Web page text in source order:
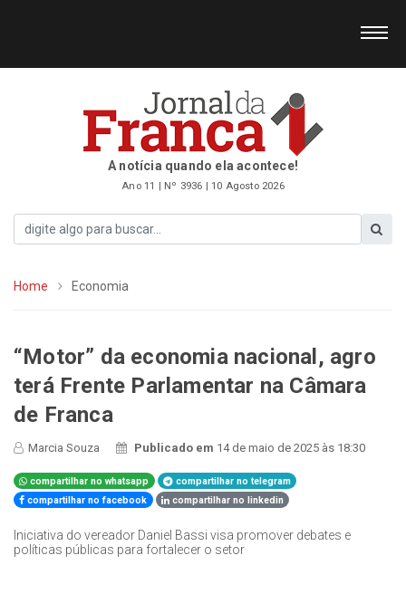
A notícia quando ela acontece!
Ano 11 | Nº 3936 | 10 Agosto 2026
Home Economia
“Motor” da economia nacional, agro
terá Frente Parlamentar na Câmara
de Franca
Marcia Souza Publicado em 14 de maio de 2025 às 18:30
compartilhar no whatsapp
compartilhar no telegram
compartilhar no facebook
compartilhar no linkedin
Iniciativa do vereador Daniel Bassi visa promover debates e
políticas públicas para fortalecer o setor